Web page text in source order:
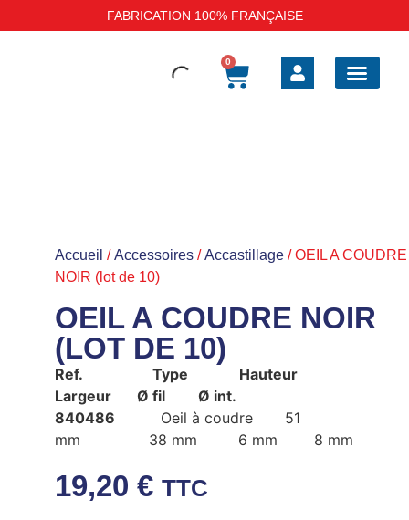
FABRICATION 100% FRANÇAISE
0
Accueil /Accessoires /Accastillage / OEIL A COUDRE
NOIR (lot de 10)
OEIL A COUDRE NOIR
(LOT DE 10)
Ref. Type Hauteur
Largeur Ø fil Ø int.
840486 Oeil à coudre 51
mm 38 mm 6 mm 8 mm
19,20 € TTC